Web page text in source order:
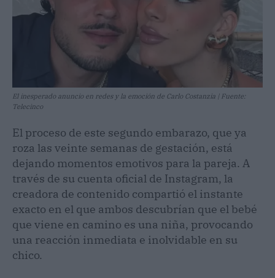
El inesperado anuncio en redes y la emoción de Carlo Costanzia | Fuente:
Telecinco
El proceso de este segundo embarazo, que ya
roza las veinte semanas de gestación, está
dejando momentos emotivos para la pareja. A
través de su cuenta oficial de Instagram, la
creadora de contenido compartió el instante
exacto en el que ambos descubrían que el bebé
que viene en camino es una niña, provocando
una reacción inmediata e inolvidable en su
chico.